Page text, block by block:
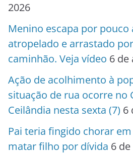
2026
Menino escapa por pouco
atropelado e arrastado por
caminhão. Veja vídeo 6 de
Ação de acolhimento à
situação de rua ocorre no
Ceilândia nesta sexta (7) 6
Pai teria fingido chorar
matar filho por dívida 6